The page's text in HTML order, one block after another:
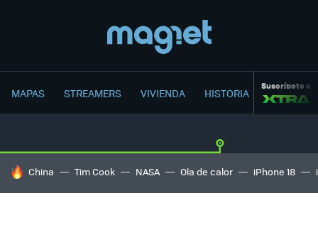
MAPAS STREAMERS VIVIENDA HISTORIA Suscríbete a
HOY SE HABLA DE
China Tim Cook NASA Ola de calor iPhone 18